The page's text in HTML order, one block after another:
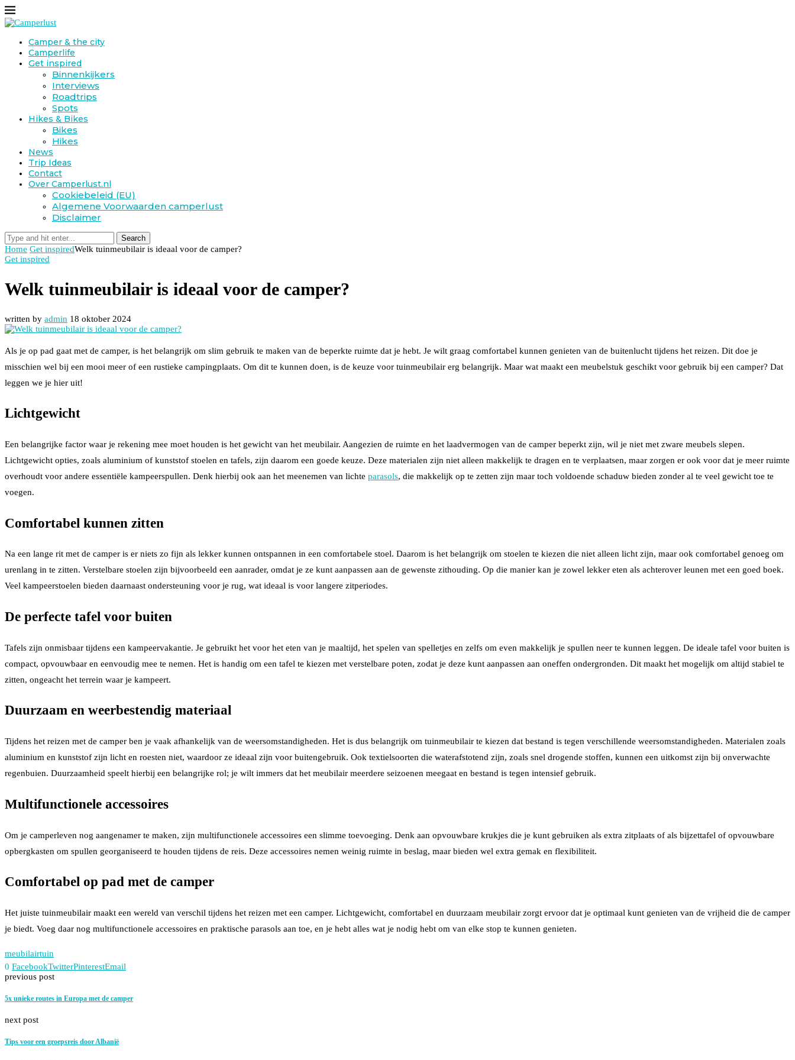
Camper & the city
Camperlife
Get inspired
Binnenkijkers
Interviews
Roadtrips
Spots
Hikes & Bikes
Bikes
Hikes
News
Trip Ideas
Contact
Over Camperlust.nl
Cookiebeleid (EU)
Algemene Voorwaarden camperlust
Disclaimer
Search
Home Get inspiredWelk tuinmeubilair is ideaal voor de camper?
Get inspired
Welk tuinmeubilair is ideaal voor de camper?
written by admin 18 oktober 2024
Als je op pad gaat met de camper, is het belangrijk om slim gebruik te maken van de beperkte ruimte dat je hebt. Je wilt graag comfortabel kunnen genieten van de buitenlucht tijdens het reizen. Dit doe je
misschien wel bij een mooi meer of een rustieke campingplaats. Om dit te kunnen doen, is de keuze voor tuinmeubilair erg belangrijk. Maar wat maakt een meubelstuk geschikt voor gebruik bij een camper? Dat
leggen we je hier uit!
Lichtgewicht
Een belangrijke factor waar je rekening mee moet houden is het gewicht van het meubilair. Aangezien de ruimte en het laadvermogen van de camper beperkt zijn, wil je niet met zware meubels slepen.
Lichtgewicht opties, zoals aluminium of kunststof stoelen en tafels, zijn daarom een goede keuze. Deze materialen zijn niet alleen makkelijk te dragen en te verplaatsen, maar zorgen er ook voor dat je meer ruimte
overhoudt voor andere essentiële kampeerspullen. Denk hierbij ook aan het meenemen van lichte parasols, die makkelijk op te zetten zijn maar toch voldoende schaduw bieden zonder al te veel gewicht toe te
voegen.
Comfortabel kunnen zitten
Na een lange rit met de camper is er niets zo fijn als lekker kunnen ontspannen in een comfortabele stoel. Daarom is het belangrijk om stoelen te kiezen die niet alleen licht zijn, maar ook comfortabel genoeg om
urenlang in te zitten. Verstelbare stoelen zijn bijvoorbeeld een aanrader, omdat je ze kunt aanpassen aan de gewenste zithouding. Op die manier kan je zowel lekker eten als achterover leunen met een goed boek.
Veel kampeerstoelen bieden daarnaast ondersteuning voor je rug, wat ideaal is voor langere zitperiodes.
De perfecte tafel voor buiten
Tafels zijn onmisbaar tijdens een kampeervakantie. Je gebruikt het voor het eten van je maaltijd, het spelen van spelletjes en zelfs om even makkelijk je spullen neer te kunnen leggen. De ideale tafel voor buiten is
compact, opvouwbaar en eenvoudig mee te nemen. Het is handig om een tafel te kiezen met verstelbare poten, zodat je deze kunt aanpassen aan oneffen ondergronden. Dit maakt het mogelijk om altijd stabiel te
zitten, ongeacht het terrein waar je kampeert.
Duurzaam en weerbestendig materiaal
Tijdens het reizen met de camper ben je vaak afhankelijk van de weersomstandigheden. Het is dus belangrijk om tuinmeubilair te kiezen dat bestand is tegen verschillende weersomstandigheden. Materialen zoals
aluminium en kunststof zijn licht en roesten niet, waardoor ze ideaal zijn voor buitengebruik. Ook textielsoorten die waterafstotend zijn, zoals snel drogende stoffen, kunnen een uitkomst zijn bij onverwachte
regenbuien. Duurzaamheid speelt hierbij een belangrijke rol; je wilt immers dat het meubilair meerdere seizoenen meegaat en bestand is tegen intensief gebruik.
Multifunctionele accessoires
Om je camperleven nog aangenamer te maken, zijn multifunctionele accessoires een slimme toevoeging. Denk aan opvouwbare krukjes die je kunt gebruiken als extra zitplaats of als bijzettafel of opvouwbare
opbergkasten om spullen georganiseerd te houden tijdens de reis. Deze accessoires nemen weinig ruimte in beslag, maar bieden wel extra gemak en flexibiliteit.
Comfortabel op pad met de camper
Het juiste tuinmeubilair maakt een wereld van verschil tijdens het reizen met een camper. Lichtgewicht, comfortabel en duurzaam meubilair zorgt ervoor dat je optimaal kunt genieten van de vrijheid die de camper
je biedt. Voeg daar nog multifunctionele accessoires en praktische parasols aan toe, en je hebt alles wat je nodig hebt om van elke stop te kunnen genieten.
meubilairtuin
0 FacebookTwitterPinterestEmail
previous post
5x unieke routes in Europa met de camper
next post
Tips voor een groepsreis door Albanië